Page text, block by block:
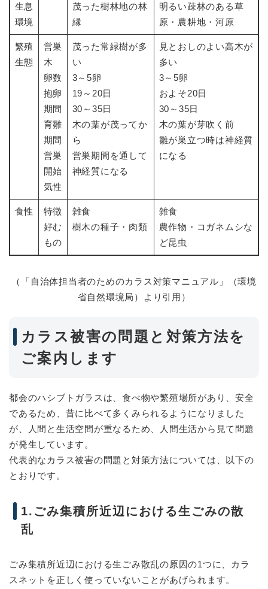
生息
環境
茂った樹林地の林
縁
明るい疎林のある草
原・農耕地・河原
繁殖
生態
営巣
木
卵数
抱卵
期間
育雛
期間
営巣
開始
気性
茂った常緑樹が多
い
3～5卵
19～20日
30～35日
木の葉が茂ってか
ら
営巣期間を通して
神経質になる
見とおしのよい高木が
多い
3～5卵
およそ20日
30～35日
木の葉が芽吹く前
雛が巣立つ時は神経質
になる
食性
特徴
好む
もの
雑食
樹木の種子・肉類
雑食
農作物・コガネムシな
ど昆虫
（「自治体担当者のためのカラス対策マニュアル」（環境
省自然環境局）より引用）
カラス被害の問題と対策方法を
ご案内します
都会のハシブトガラスは、食べ物や繁殖場所があり、安全
であるため、昔に比べて多くみられるようになりました
が、人間と生活空間が重なるため、人間生活から見て問題
が発生しています。
代表的なカラス被害の問題と対策方法については、以下の
とおりです。
1.ごみ集積所近辺における生ごみの散
乱
ごみ集積所近辺における生ごみ散乱の原因の1つに、カラ
スネットを正しく使っていないことがあげられます。